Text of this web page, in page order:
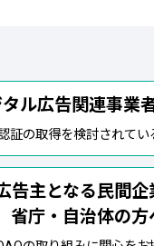
ル広告関連事業
証の取得を検討されてい
告主となる民間企
省庁・自治体の方